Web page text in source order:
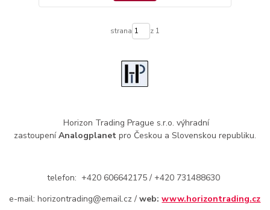
strana z 1
Horizon Trading Prague s.r.o. výhradní
zastoupeníAnalogplanetpro Českou a Slovenskou republiku.
telefon: +420 606642175 / +420 731488630
e-mail: horizontrading@email.cz /web:www.horizontrading.cz